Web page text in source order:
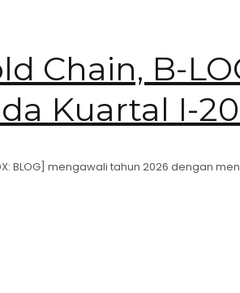
Chain, B-
Kuartal I-
BLOG] mengawali tahun 2026 dengan